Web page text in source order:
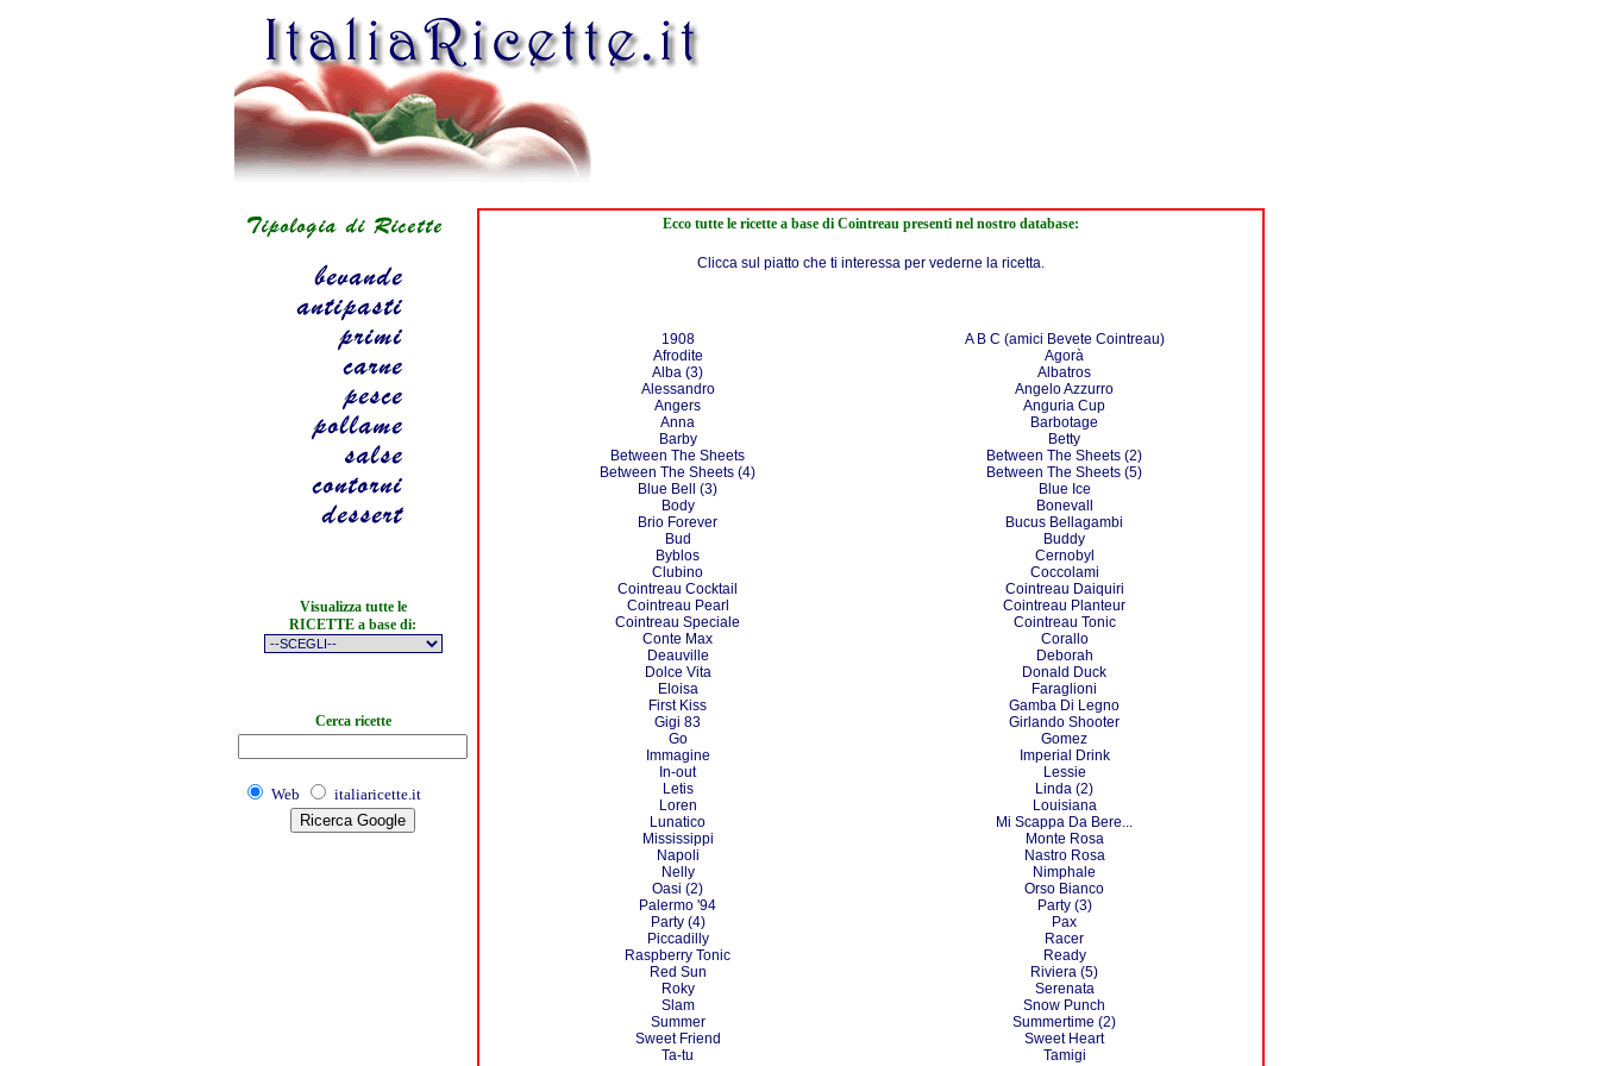
Visualizza tutte le
RICETTE a base di:
Cerca ricette
Web italiaricette.it
Ecco tutte le ricette a base di Cointreau presenti nel nostro database:
Clicca sul piatto che ti interessa per vederne la ricetta.
1908
A B C (amici Bevete Cointreau)
Afrodite
Agorà
Alba (3)
Albatros
Alessandro
Angelo Azzurro
Angers
Anguria Cup
Anna
Barbotage
Barby
Betty
Between The Sheets
Between The Sheets (2)
Between The Sheets (4)
Between The Sheets (5)
Blue Bell (3)
Blue Ice
Body
Bonevall
Brio Forever
Bucus Bellagambi
Bud
Buddy
Byblos
Cernobyl
Clubino
Coccolami
Cointreau Cocktail
Cointreau Daiquiri
Cointreau Pearl
Cointreau Planteur
Cointreau Speciale
Cointreau Tonic
Conte Max
Corallo
Deauville
Deborah
Dolce Vita
Donald Duck
Eloisa
Faraglioni
First Kiss
Gamba Di Legno
Gigi 83
Girlando Shooter
Go
Gomez
Immagine
Imperial Drink
In-out
Lessie
Letis
Linda (2)
Loren
Louisiana
Lunatico
Mi Scappa Da Bere...
Mississippi
Monte Rosa
Napoli
Nastro Rosa
Nelly
Nimphale
Oasi (2)
Orso Bianco
Palermo '94
Party (3)
Party (4)
Pax
Piccadilly
Racer
Raspberry Tonic
Ready
Red Sun
Riviera (5)
Roky
Serenata
Slam
Snow Punch
Summer
Summertime (2)
Sweet Friend
Sweet Heart
Ta-tu
Tamigi